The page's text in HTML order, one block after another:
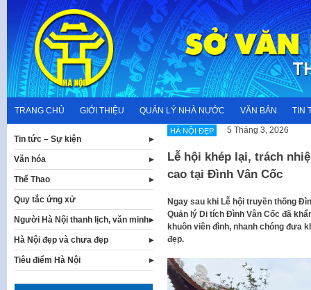
content
TRANG CHỦ GIỚI THIỆU QUẢN LÝ NHÀ NƯỚC VĂN BẢN TIN
HÀ NỘI ĐẸP 5 Tháng 3, 2026
Lễ hội khép lại, trách
cao tại Đình Vân Cốc
Ngay sau khi Lễ hội truyền thống
Quản lý Di tích Đình Vân Cốc đã
khuôn viên đình, nhanh chóng đưa
đẹp.
Tin tức – Sự kiện
Văn hóa
Thể Thao
Quy tắc ứng xử
Người Hà Nội thanh lịch, văn minh
Hà Nội đẹp và chưa đẹp
Tiêu điểm Hà Nội